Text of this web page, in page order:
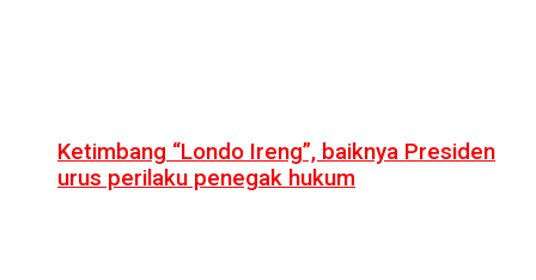
Ketimbang “Londo Ireng”, baiknya Presiden
urus perilaku penegak hukum